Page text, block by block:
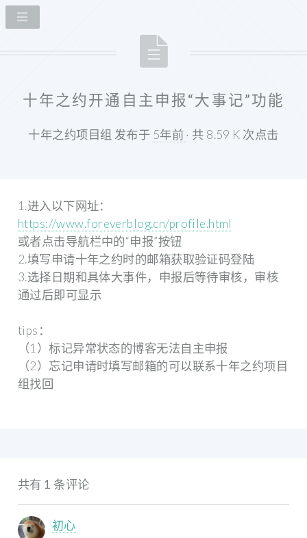
十年之约开通自主申报“大事记”功能
十年之约项目组 发布于 5年前· 共 8.59 K 次点击
1.进入以下网址：
https://www.foreverblog.cn/profile.html
或者点击导航栏中的“申报”按钮
2.填写申请十年之约时的邮箱获取验证码登陆
3.选择日期和具体大事件，申报后等待审核，审核
通过后即可显示
tips：
（1）标记异常状态的博客无法自主申报
（2）忘记申请时填写邮箱的可以联系十年之约项目
组找回
共有 1 条评论
初心